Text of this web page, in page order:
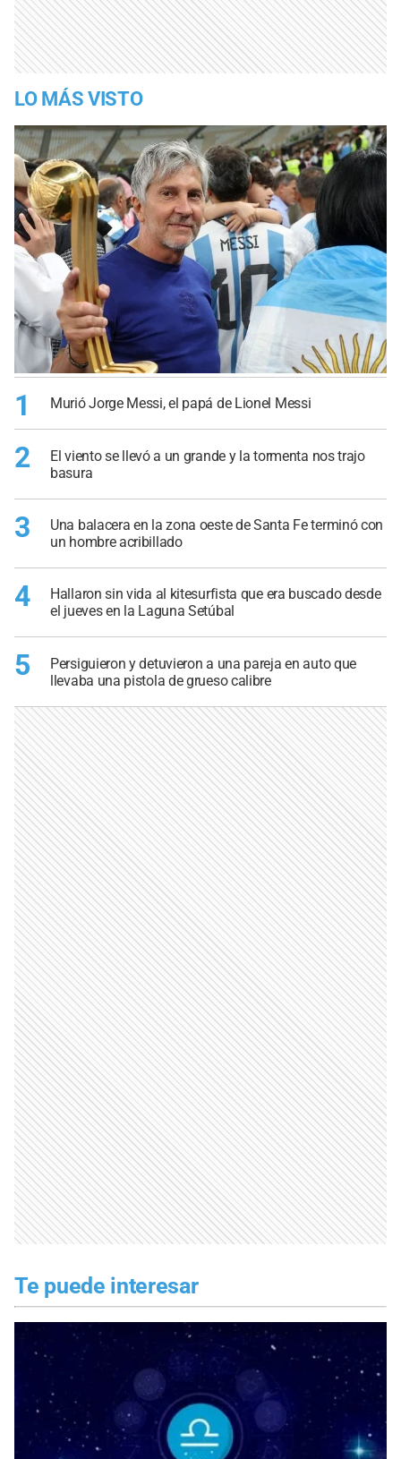
LO MÁS VISTO
1 Murió Jorge Messi, el papá de Lionel Messi
2
El viento se llevó a un grande y la tormenta nos trajo
basura
3
Una balacera en la zona oeste de Santa Fe terminó con
un hombre acribillado
4
Hallaron sin vida al kitesurfista que era buscado desde
el jueves en la Laguna Setúbal
5
Persiguieron y detuvieron a una pareja en auto que
llevaba una pistola de grueso calibre
Te puede interesar